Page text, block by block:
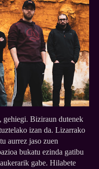
gehiegi. Biziraun dutenek
izan da. Lizarrako
aurrez jaso zuen
bukatu ezinda gatibu
gabe. Hilabete